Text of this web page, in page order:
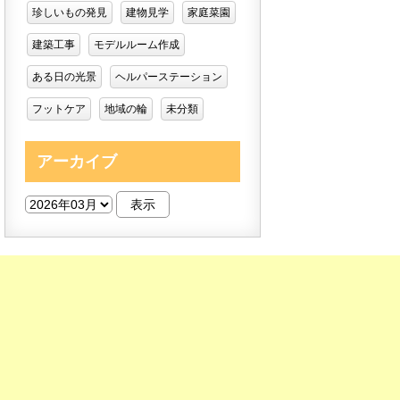
珍しいもの発見 建物見学 家庭菜園
建築工事 モデルルーム作成
ある日の光景 ヘルパーステーション
フットケア 地域の輪 未分類
アーカイブ